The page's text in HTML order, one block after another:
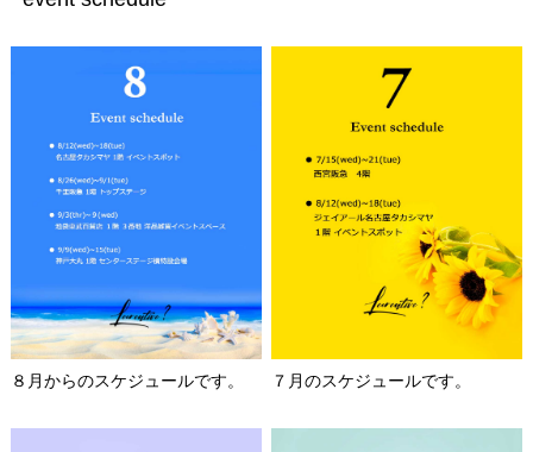
８月からのスケジュールです。 ７月のスケジュールです。